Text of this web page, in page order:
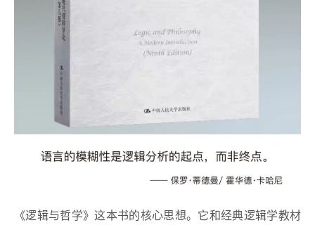
《逻辑与哲学》这本书的核心思想。它和经典逻辑学教材